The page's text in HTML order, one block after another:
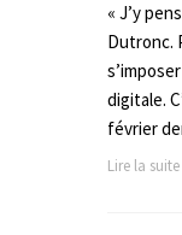
« J’y
Dutronc.
digitale.
février
Lire la suite